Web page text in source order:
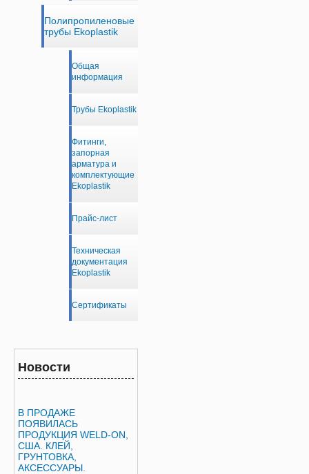
Полипропиленовые
трубы Ekoplastik
Общая
информация
Трубы Ekoplastik
Фитинги,
запорная
арматура и
комплектующие
Ekoplastik
Прайс-лист
Техническая
документация
Ekoplastik
Сертификаты
Новости
В ПРОДАЖЕ
ПОЯВИЛАСЬ
ПРОДУКЦИЯ WELD-ON,
США. КЛЕЙ,
ГРУНТОВКА,
АКСЕССУАРЫ.